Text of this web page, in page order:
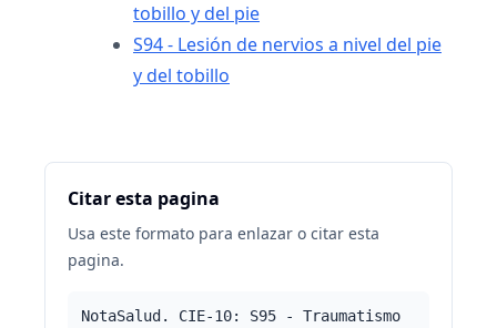
tobillo y del pie
S94 - Lesión de nervios a nivel del pie
y del tobillo
Citar esta pagina
Usa este formato para enlazar o citar esta
pagina.
NotaSalud. CIE-10: S95 - Traumatismo